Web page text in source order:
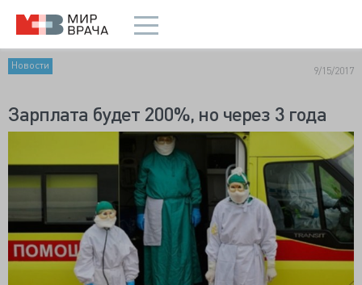
Новости 9/15/2017
Зарплата будет 200%, но через 3 года